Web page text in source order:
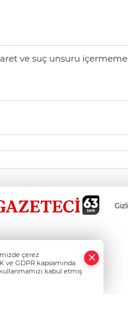
ve suç unsuru
çerez
ve GDPR kapsamında
kabul etmiş